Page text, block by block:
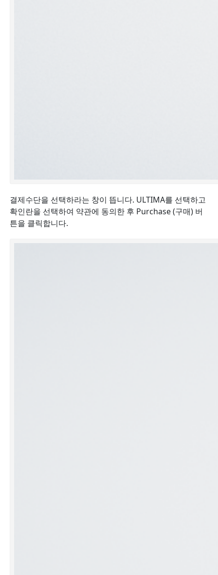
결제수단을 선택하라는 창이 뜹니다. ULTIMA를 선택하고
확인란을 선택하여 약관에 동의한 후 Purchase (구매) 버
튼을 클릭합니다.